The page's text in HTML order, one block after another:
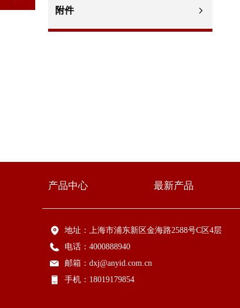
ꁇ
附件
地址： 上海市浦东新区金海路2588号C区4层
电话： 4000888940
邮箱： dxj@anyid.com.cn
手机： 18019179854
产品中心 最新产品